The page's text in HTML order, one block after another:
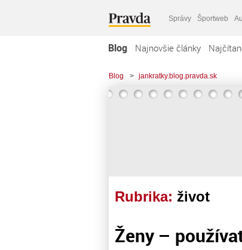
Správy Športweb
Blog Najnovšie články
Blog > jankratky.blog.pravda.sk
Rubrika: život
Ženy –